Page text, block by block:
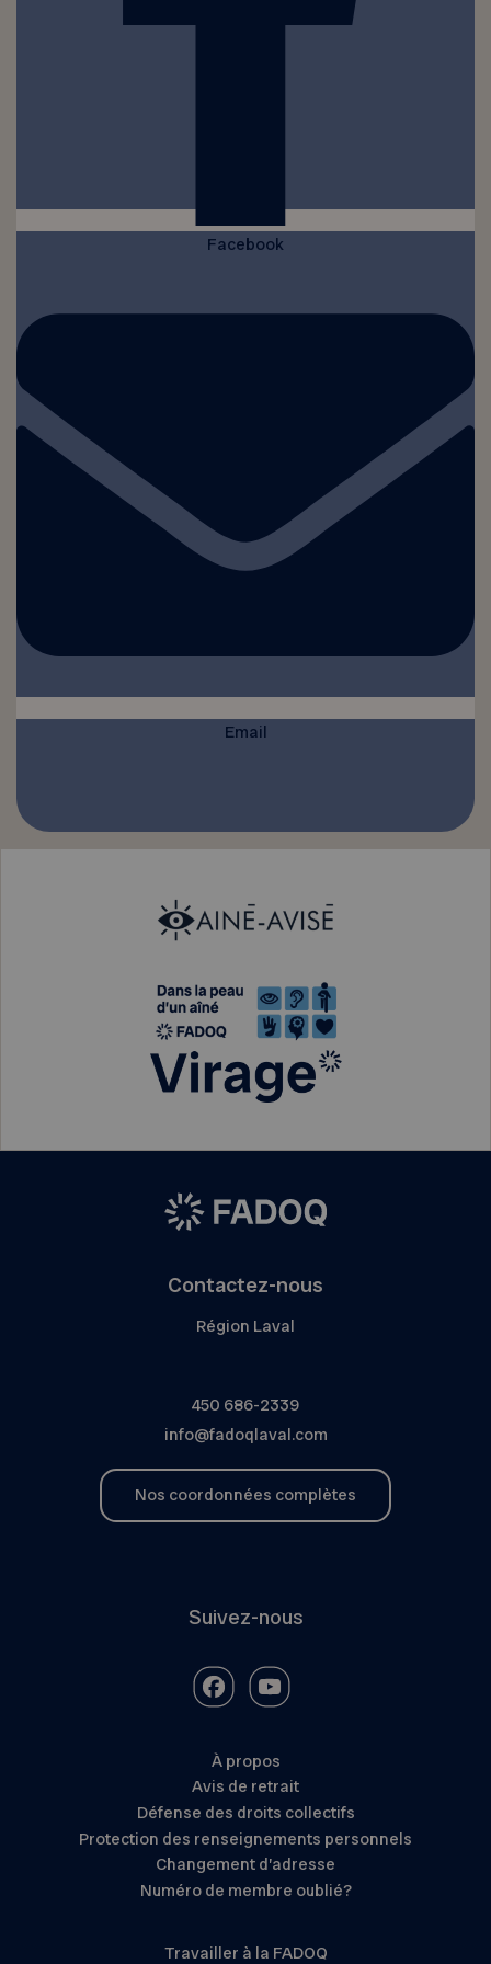
Facebook
Email
Contactez-nous
Région Laval
450 686-2339
info@fadoqlaval.com
Nos coordonnées complètes
Suivez-nous
À propos
Avis de retrait
Défense des droits collectifs
Protection des renseignements personnels
Changement d’adresse
Numéro de membre oublié?
Travailler à la FADOQ